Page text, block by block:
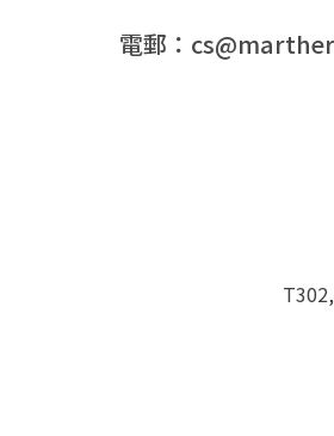
電郵：